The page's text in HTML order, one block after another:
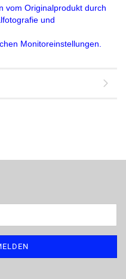
vom Originalprodukt durch
und
Monitoreinstellungen.